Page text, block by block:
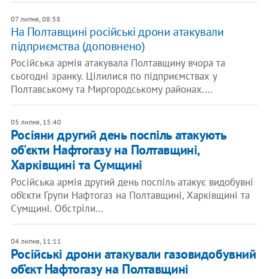
07 липня, 08:58
На Полтавщині російські дрони атакували
підприємства (доповнено)
Російська армія атакувала Полтавщину вчора та
сьогодні зранку. Цілилися по підприємствах у
Полтавському та Миргородському районах.…
05 липня, 15:40
Росіяни другий день поспіль атакують
об'єкти Нафтогазу на Полтавщині,
Харківщині та Сумщині
Російська армія другий день поспіль атакує видобувні
об’єкти Групи Нафтогаз на Полтавщині, Харківщині та
Сумщині. Обстріли…
04 липня, 11:11
Російські дрони атакували газовидобувний
об’єкт Нафтогазу на Полтавщині